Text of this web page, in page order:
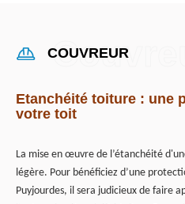
COUVREUR
Etanchéité toiture : une
votre toit
La mise en œuvre de l’étanchéité
légère. Pour bénéficiez d’une
Puyjourdes, il sera judicieux de faire